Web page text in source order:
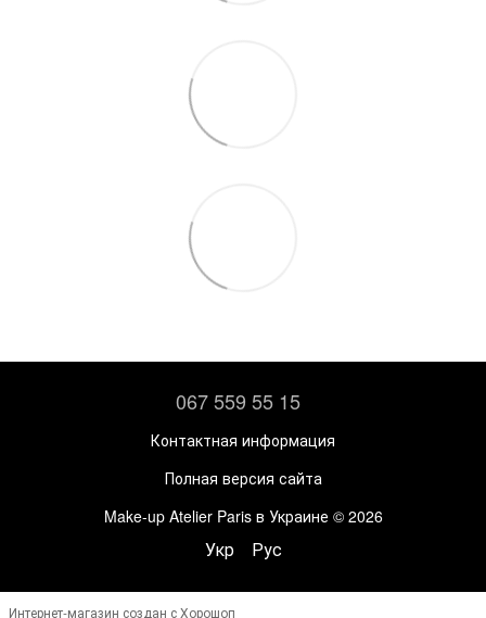
067 559 55 15
Контактная информация
Полная версия сайта
Make-up Atelier Paris в Украине © 2026
Укр Рус
Интернет-магазин создан с Хорошоп